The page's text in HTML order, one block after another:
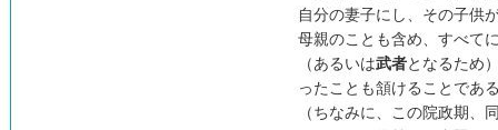
自分の妻子にし、その子供
母親のことも含め、すべて
（あるいは武者となるため
ったことも頷けることであ
（ちなみに、この院政期、